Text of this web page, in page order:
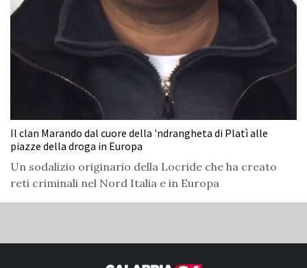
Il clan Marando dal cuore della 'ndrangheta di Platì alle
piazze della droga in Europa
Un sodalizio originario della Locride che ha creato
reti criminali nel Nord Italia e in Europa